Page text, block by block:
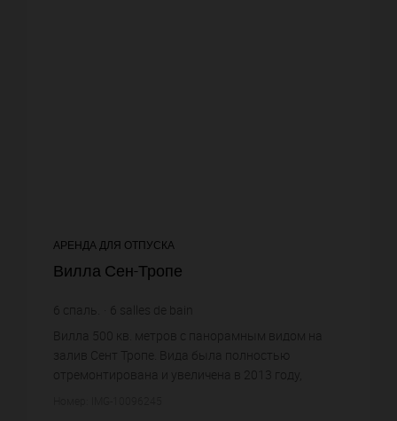
АРЕНДА ДЛЯ ОТПУСКА
Вилла Сен-Тропе
6 спаль. 6 salles de bain
Вилла 500 кв. метров с панорамным видом на
залив Сент Тропе. Вида была полностью
отремонтирована и увеличена в 2013 году,